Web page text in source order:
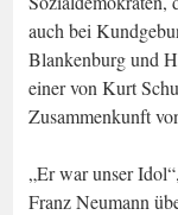
auch bei
Blankenburg und
einer von Kurt
Zusammenkunft
„Er war unser
Franz Neumann